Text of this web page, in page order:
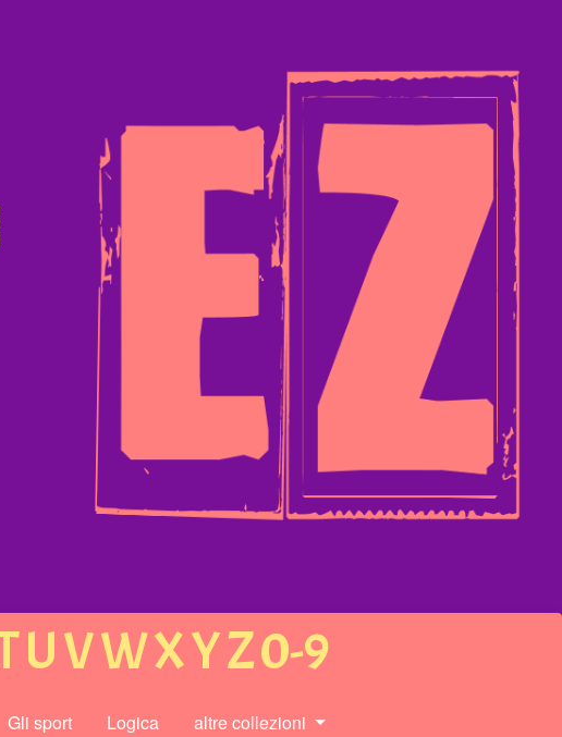
UVWXYZ0-9
Gli sport Logica altre collezioni